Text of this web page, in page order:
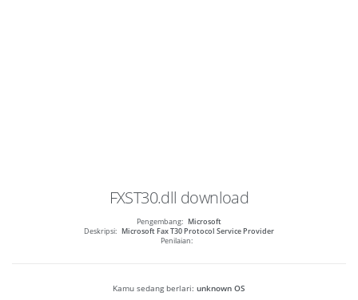
FXST30.dll download
Pengembang: Microsoft
Deskripsi: Microsoft Fax T30 Protocol Service Provider
Penilaian:
Kamu sedang berlari: unknown OS